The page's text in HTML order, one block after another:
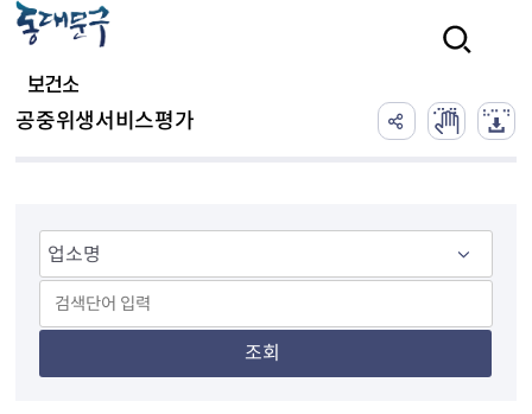
보건소
공중위생서비스평가
조회